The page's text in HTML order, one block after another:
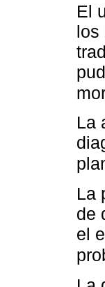
El
los
La
La
de
el